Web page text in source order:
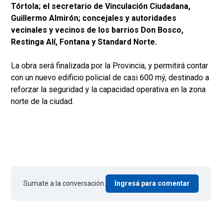
Tórtola; el secretario de Vinculación Ciudadana,
Guillermo Almirón; concejales y autoridades
vecinales y vecinos de los barrios Don Bosco,
Restinga Alí, Fontana y Standard Norte.
La obra será finalizada por la Provincia, y permitirá contar
con un nuevo edificio policial de casi 600 mý, destinado a
reforzar la seguridad y la capacidad operativa en la zona
norte de la ciudad.
Sumate a la conversación. Ingresá para comentar